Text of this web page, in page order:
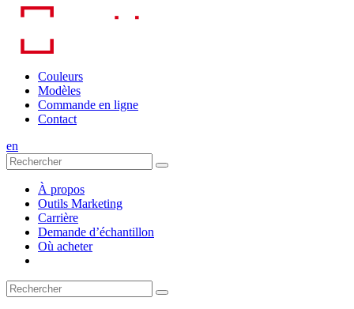
Skip
content
Couleurs
Modèles
Commande en ligne
Contact
en
À propos
Outils Marketing
Carrière
Demande d’échantillon
Où acheter